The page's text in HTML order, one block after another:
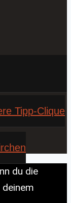
Tipp-Clique
du die